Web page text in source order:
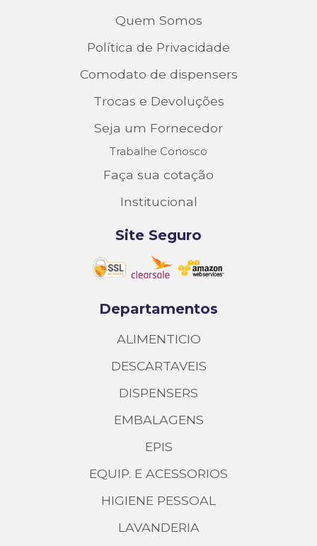
Quem Somos
Política de Privacidade
Comodato de dispensers
Trocas e Devoluções
Seja um Fornecedor
Trabalhe Conosco
Faça sua cotação
Institucional
Site Seguro
Departamentos
ALIMENTICIO
DESCARTAVEIS
DISPENSERS
EMBALAGENS
EPIS
EQUIP. E ACESSORIOS
HIGIENE PESSOAL
LAVANDERIA